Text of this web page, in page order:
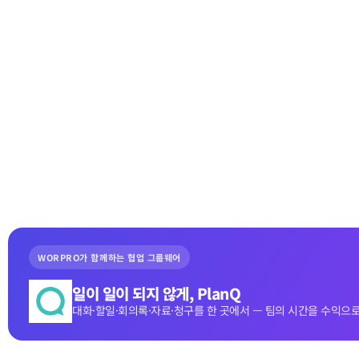
WORPRO가 함께하는 협업 그룹웨어
일이 일이 되지 않게, PlanQ
대화·할일·회의록·자료·청구를 한 곳에서 — 팀의 시간을 수익으